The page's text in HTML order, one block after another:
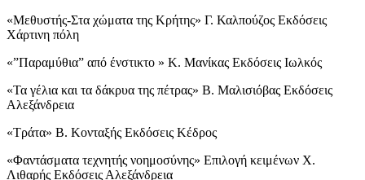
«Μεθυστής-Στα χώματα της Κρήτης» Γ. Καλπούζος Εκδόσεις
Χάρτινη πόλη
«”Παραμύθια” από ένστικτο » Κ. Μανίκας Εκδόσεις Ιωλκός
«Τα γέλια και τα δάκρυα της πέτρας» Β. Μαλισιόβας Εκδόσεις
Αλεξάνδρεια
«Τράτα» Β. Κονταξής Εκδόσεις Κέδρος
«Φαντάσματα τεχνητής νοημοσύνης» Επιλογή κειμένων Χ.
Λιθαρής Εκδόσεις Αλεξάνδρεια